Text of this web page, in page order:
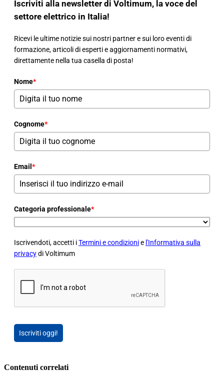
Iscriviti alla newsletter di Voltimum, la voce del
settore elettrico in Italia!
Ricevi le ultime notizie sui nostri partner e sui loro eventi di
formazione, articoli di esperti e aggiornamenti normativi,
direttamente nella tua casella di posta!
Nome*
Cognome*
Email *
Categoria professionale*
Iscrivendoti, accetti iTermini e condizionie l'Informativa sulla
privacydi Voltimum
Iscriviti oggi!
Contenuti correlati